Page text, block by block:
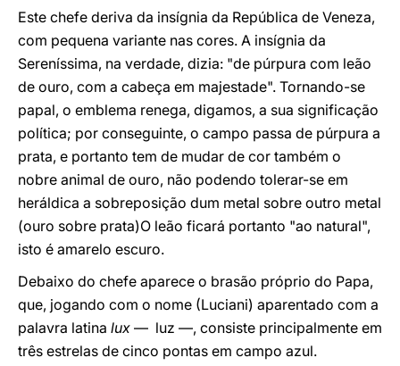
Este chefe deriva da insígnia da República de Veneza,
com pequena variante nas cores. A insígnia da
Sereníssima, na verdade, dizia: "de púrpura com leão
de ouro, com a cabeça em majestade". Tornando-se
papal, o emblema renega, digamos, a sua significação
política; por conseguinte, o campo passa de púrpura a
prata, e portanto tem de mudar de cor também o
nobre animal de ouro, não podendo tolerar-se em
heráldica a sobreposição dum metal sobre outro metal
(ouro sobre prata)O leão ficará portanto "ao natural",
isto é amarelo escuro.
Debaixo do chefe aparece o brasão próprio do Papa,
que, jogando com o nome (Luciani) aparentado com a
palavra latina lux — luz —, consiste principalmente em
três estrelas de cinco pontas em campo azul.